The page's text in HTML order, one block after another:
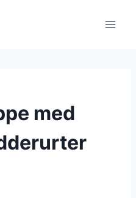
med